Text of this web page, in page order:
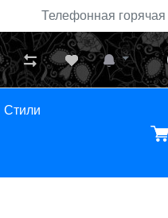
Телефонная
Стили